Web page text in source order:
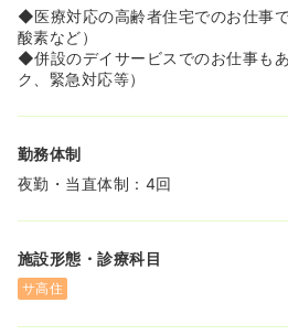
◆医療対応の高齢者住宅でのお仕事
酸素など）
◆併設のデイサービスでのお仕事も
ク、緊急対応等）
勤務体制
夜勤・当直体制：4回
施設形態・診療科目
サ高住